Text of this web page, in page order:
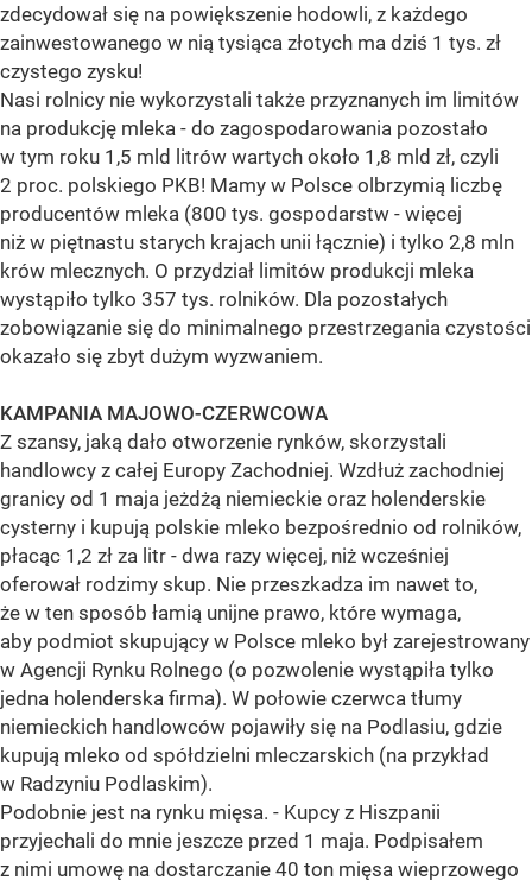
zdecydował się na powiększenie hodowli, z każdego
zainwestowanego w nią tysiąca złotych ma dziś 1 tys. zł
czystego zysku!
Nasi rolnicy nie wykorzystali także przyznanych im limitów
na produkcję mleka - do zagospodarowania pozostało
w tym roku 1,5 mld litrów wartych około 1,8 mld zł, czyli
2 proc. polskiego PKB! Mamy w Polsce olbrzymią liczbę
producentów mleka (800 tys. gospodarstw - więcej
niż w piętnastu starych krajach unii łącznie) i tylko 2,8 mln
krów mlecznych. O przydział limitów produkcji mleka
wystąpiło tylko 357 tys. rolników. Dla pozostałych
zobowiązanie się do minimalnego przestrzegania czystości
okazało się zbyt dużym wyzwaniem.
KAMPANIA MAJOWO-CZERWCOWA
Z szansy, jaką dało otworzenie rynków, skorzystali
handlowcy z całej Europy Zachodniej. Wzdłuż zachodniej
granicy od 1 maja jeżdżą niemieckie oraz holenderskie
cysterny i kupują polskie mleko bezpośrednio od rolników,
płacąc 1,2 zł za litr - dwa razy więcej, niż wcześniej
oferował rodzimy skup. Nie przeszkadza im nawet to,
że w ten sposób łamią unijne prawo, które wymaga,
aby podmiot skupujący w Polsce mleko był zarejestrowany
w Agencji Rynku Rolnego (o pozwolenie wystąpiła tylko
jedna holenderska firma). W połowie czerwca tłumy
niemieckich handlowców pojawiły się na Podlasiu, gdzie
kupują mleko od spółdzielni mleczarskich (na przykład
w Radzyniu Podlaskim).
Podobnie jest na rynku mięsa. - Kupcy z Hiszpanii
przyjechali do mnie jeszcze przed 1 maja. Podpisałem
z nimi umowę na dostarczanie 40 ton mięsa wieprzowego